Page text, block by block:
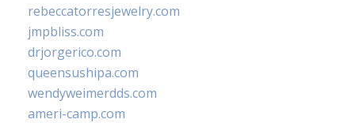
rebeccatorresjewelry.com
jmpbliss.com
drjorgerico.com
queensushipa.com
wendyweimerdds.com
ameri-camp.com